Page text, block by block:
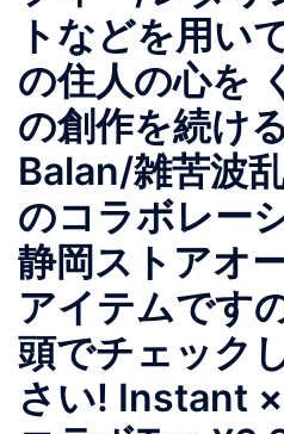
ュ
トなどを用い
の住人の心を
の創作を続け
Balan/雑苦波
のコラボレー
静岡ストアオ
アイテムです
頭でチェック
さい! Instant